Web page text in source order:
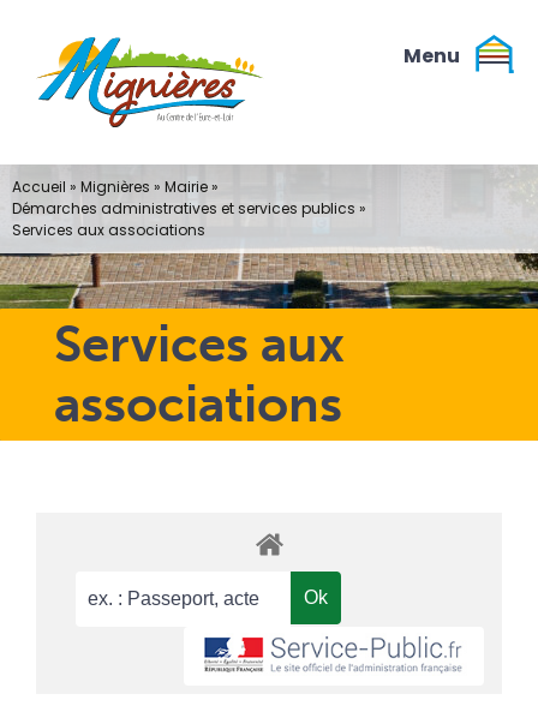
contenu
Services aux
associations
Accueil » Mignières » Mairie»
Démarches administratives et services publics »
Services aux associations